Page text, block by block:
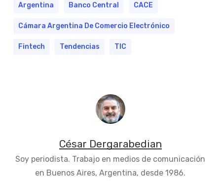
Argentina Banco Central CACE
Cámara Argentina De Comercio Electrónico
Fintech Tendencias TIC
César Dergarabedian
Soy periodista. Trabajo en medios de comunicación
en Buenos Aires, Argentina, desde 1986.